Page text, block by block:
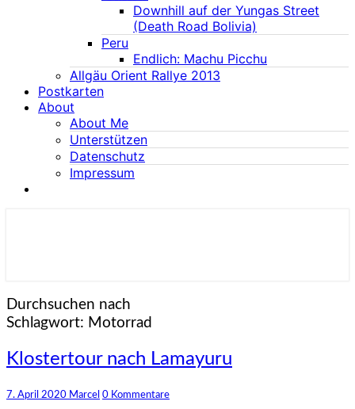
Downhill auf der Yungas Street
(Death Road Bolivia)
Peru
Endlich: Machu Picchu
Allgäu Orient Rallye 2013
Postkarten
About
About Me
Unterstützen
Datenschutz
Impressum
Durchsuchen nach
Schlagwort: Motorrad
Klostertour
nach
Lamayuru
Klostertour nach Lamayuru
7. April 2020 Marcel Kommentare
0 Kommentare